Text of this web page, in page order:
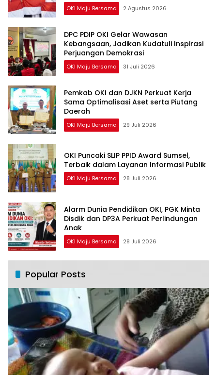
OKI Maju Bersama 2 Agustus 2026
DPC PDIP OKI Gelar Wawasan
Kebangsaan, Jadikan Kudatuli Inspirasi
Perjuangan Demokrasi
OKI Maju Bersama 31 Juli 2026
Pemkab OKI dan DJKN Perkuat Kerja
Sama Optimalisasi Aset serta Piutang
Daerah
OKI Maju Bersama 29 Juli 2026
OKI Puncaki SLIP PPID Award Sumsel,
Terbaik dalam Layanan Informasi Publik
OKI Maju Bersama 28 Juli 2026
Alarm Dunia Pendidikan OKI, PGK Minta
Disdik dan DP3A Perkuat Perlindungan
Anak
OKI Maju Bersama 28 Juli 2026
Popular Posts